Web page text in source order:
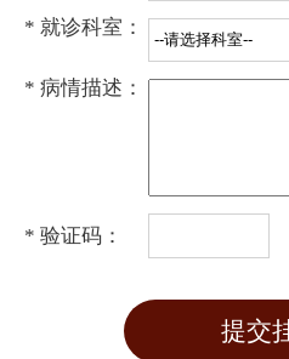
* 就诊科室：
* 病情描述：
* 验证码：
提交